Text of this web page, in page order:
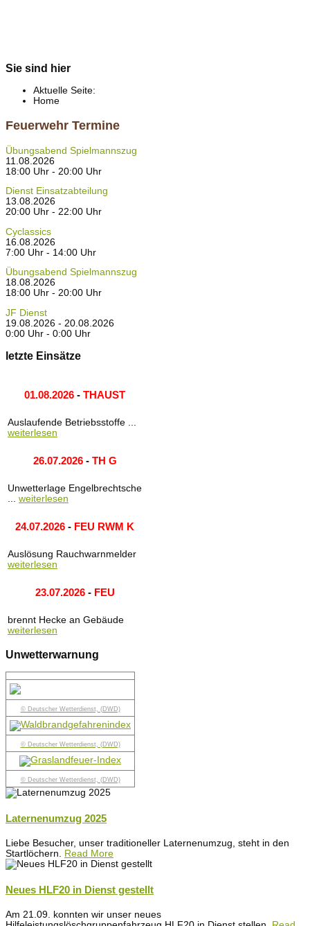
Sie sind hier
Aktuelle Seite:
Home
Feuerwehr Termine
Übungsabend Spielmannszug
11.08.2026
18:00 Uhr - 20:00 Uhr
Dienst Einsatzabteilung
13.08.2026
20:00 Uhr - 22:00 Uhr
Cyclassics
16.08.2026
7:00 Uhr - 14:00 Uhr
Übungsabend Spielmannszug
18.08.2026
18:00 Uhr - 20:00 Uhr
JF Dienst
19.08.2026 - 20.08.2026
0:00 Uhr - 0:00 Uhr
letzte Einsätze
01.08.2026 - THAUST
Auslaufende Betriebsstoffe ...
weiterlesen
26.07.2026- TH G
Unwetterlage Engelbrechtsche
... weiterlesen
24.07.2026 - FEU RWM K
Auslösung Rauchwarnmelder
weiterlesen
23.07.2026- FEU
brennt Hecke an Gebäude
weiterlesen
Unwetterwarnung
© Deutscher Wetterdienst, (DWD)
© Deutscher Wetterdienst, (DWD)
© Deutscher Wetterdienst, (DWD)
Laternenumzug 2025
Liebe Besucher, unser traditioneller Laternenumzug, steht in den
Startlöchern. Read More
Neues HLF20 in Dienst gestellt
Am 21.09. konnten wir unser neues